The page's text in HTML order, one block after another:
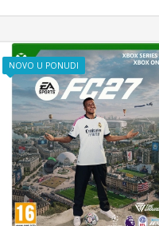
NOVO U PONUDI